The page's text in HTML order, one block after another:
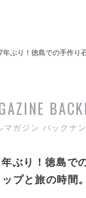
7年ぶり！徳島での手作り
マガジン バックナ
ぶり！徳島で
プと旅の時間。